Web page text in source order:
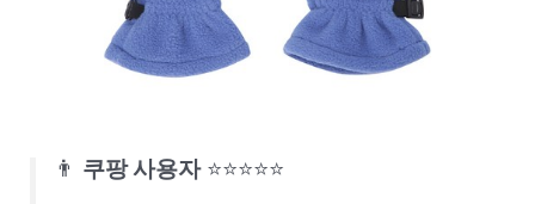
👨 쿠팡 사용자 ⭐⭐⭐⭐⭐